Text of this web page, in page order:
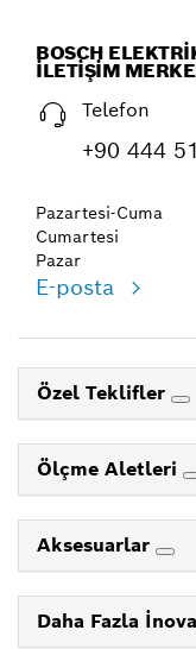
BOSCH
İLETIŞIM
Telefon
+90 444
Pazartesi-Cuma
Cumartesi
Pazar
E-posta
Özel Teklifler
Ölçme Aletleri
Aksesuarlar
Daha Fazla